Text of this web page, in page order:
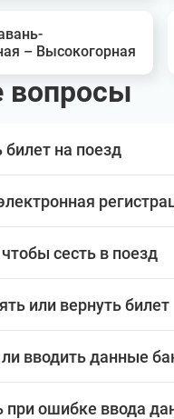
– Высокогорная
вопросы
билет на поезд
сесть в поезд
или вернуть билет
вводить данные
при ошибке ввода